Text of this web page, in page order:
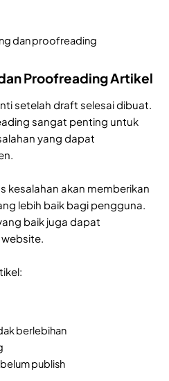
dan proofreading
Proofreading Artikel
setelah draft selesai dibuat.
sangat penting untuk
yang dapat
kesalahan akan memberikan
lebih baik bagi pengguna.
baik juga dapat
berlebihan
publish